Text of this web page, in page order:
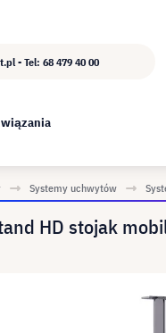
- Tel: 68 479 40 00
Systemy uchwytów
HD stojak